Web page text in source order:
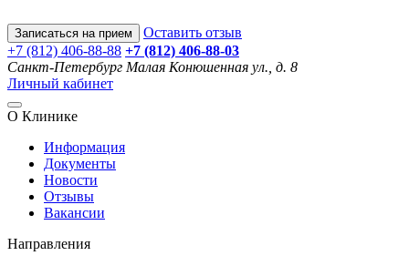
Записаться на прием
Оставить отзыв
+7 (812) 406-88-88 +7 (812) 406-88-03
Санкт-Петербург Малая Конюшенная ул., д. 8
Личный кабинет
О Клинике
Информация
Документы
Новости
Отзывы
Вакансии
Направления